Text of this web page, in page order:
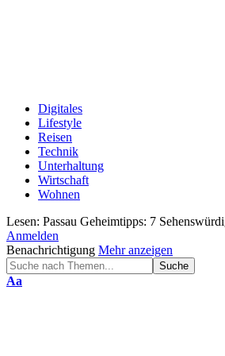
Digitales
Lifestyle
Reisen
Technik
Unterhaltung
Wirtschaft
Wohnen
Lesen: Passau Geheimtipps: 7
Anmelden
Benachrichtigung Mehr anzeigen
Schriftgröße
Aa